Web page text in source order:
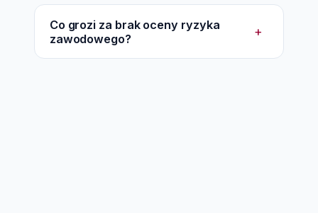
Co grozi za brak oceny ryzyka
zawodowego?
+